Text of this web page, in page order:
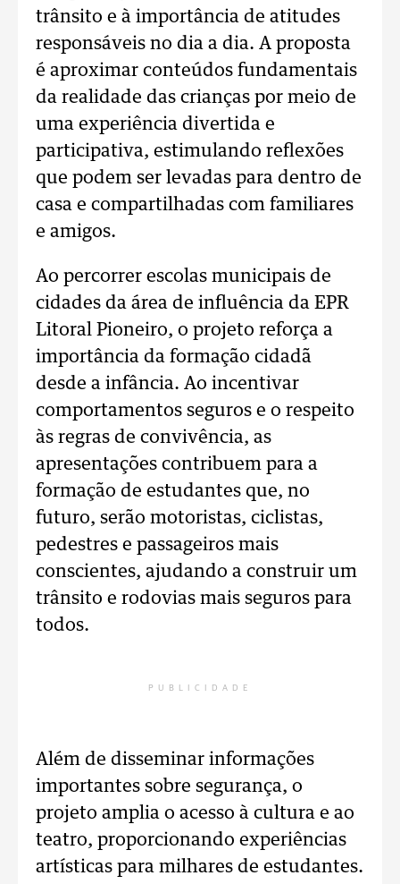
trânsito e à importância de atitudes
responsáveis no dia a dia. A proposta
é aproximar conteúdos fundamentais
da realidade das crianças por meio de
uma experiência divertida e
participativa, estimulando reflexões
que podem ser levadas para dentro de
casa e compartilhadas com familiares
e amigos.
Ao percorrer escolas municipais de
cidades da área de influência da EPR
Litoral Pioneiro, o projeto reforça a
importância da formação cidadã
desde a infância. Ao incentivar
comportamentos seguros e o respeito
às regras de convivência, as
apresentações contribuem para a
formação de estudantes que, no
futuro, serão motoristas, ciclistas,
pedestres e passageiros mais
conscientes, ajudando a construir um
trânsito e rodovias mais seguros para
todos.
PUBLICIDADE
Além de disseminar informações
importantes sobre segurança, o
projeto amplia o acesso à cultura e ao
teatro, proporcionando experiências
artísticas para milhares de estudantes.